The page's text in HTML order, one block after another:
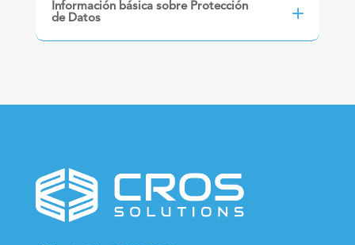
Información básica sobre Protección
de Datos